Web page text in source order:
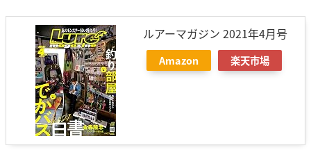
ルアーマガジン 2021年4月号
Amazon 楽天市場